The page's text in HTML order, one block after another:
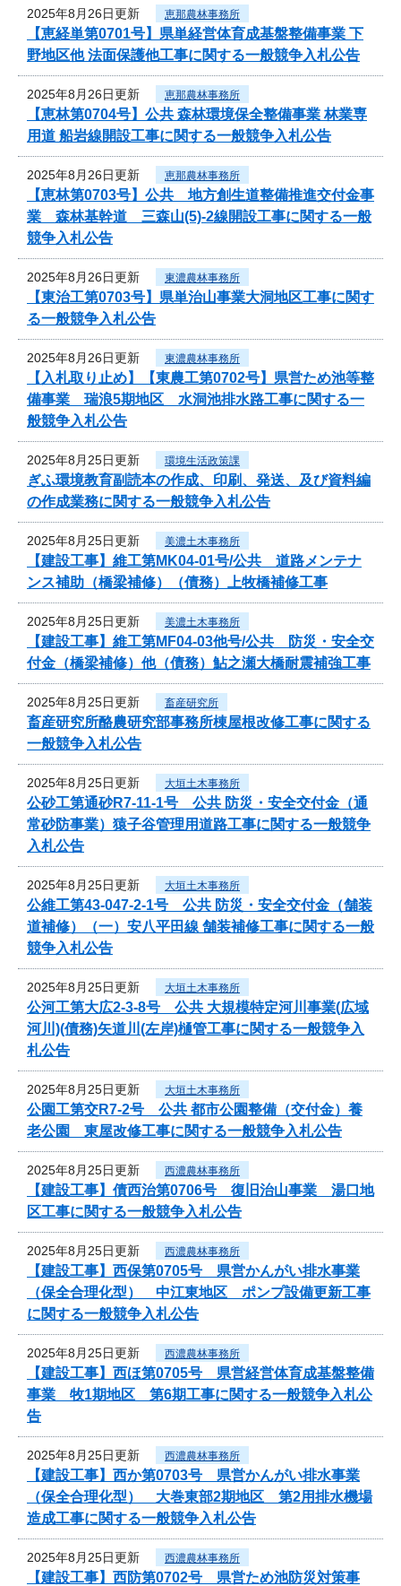
2025年8月26日更新 恵那農林事務所
【恵経単第0701号】県単経営体育成基盤整備事業 下
野地区他 法面保護他工事に関する一般競争入札公告
2025年8月26日更新 恵那農林事務所
【恵林第0704号】公共 森林環境保全整備事業 林業専
用道 船岩線開設工事に関する一般競争入札公告
2025年8月26日更新 恵那農林事務所
【恵林第0703号】公共 地方創生道整備推進交付金事
業 森林基幹道 三森山(5)-2線開設工事に関する一般
競争入札公告
2025年8月26日更新 東濃農林事務所
【東治工第0703号】県単治山事業大洞地区工事に関す
る一般競争入札公告
2025年8月26日更新 東濃農林事務所
【入札取り止め】【東農工第0702号】県営ため池等整
備事業 瑞浪5期地区 水洞池排水路工事に関する一
般競争入札公告
2025年8月25日更新 環境生活政策課
ぎふ環境教育副読本の作成、印刷、発送、及び資料編
の作成業務に関する一般競争入札公告
2025年8月25日更新 美濃土木事務所
【建設工事】維工第MK04-01号/公共 道路メンテナ
ンス補助（橋梁補修）（債務）上牧橋補修工事
2025年8月25日更新 美濃土木事務所
【建設工事】維工第MF04-03他号/公共 防災・安全交
付金（橋梁補修）他（債務）鮎之瀬大橋耐震補強工事
2025年8月25日更新 畜産研究所
畜産研究所酪農研究部事務所棟屋根改修工事に関する
一般競争入札公告
2025年8月25日更新 大垣土木事務所
公砂工第通砂R7-11-1号 公共 防災・安全交付金（通
常砂防事業）猿子谷管理用道路工事に関する一般競争
入札公告
2025年8月25日更新 大垣土木事務所
公維工第43-047-2-1号 公共 防災・安全交付金（舗装
道補修）（一）安八平田線 舗装補修工事に関する一般
競争入札公告
2025年8月25日更新 大垣土木事務所
公河工第大広2-3-8号 公共 大規模特定河川事業(広域
河川)(債務)矢道川(左岸)樋管工事に関する一般競争入
札公告
2025年8月25日更新 大垣土木事務所
公園工第交R7-2号 公共 都市公園整備（交付金）養
老公園 東屋改修工事に関する一般競争入札公告
2025年8月25日更新 西濃農林事務所
【建設工事】債西治第0706号 復旧治山事業 湯口地
区工事に関する一般競争入札公告
2025年8月25日更新 西濃農林事務所
【建設工事】西保第0705号 県営かんがい排水事業
（保全合理化型） 中江東地区 ポンプ設備更新工事
に関する一般競争入札公告
2025年8月25日更新 西濃農林事務所
【建設工事】西ほ第0705号 県営経営体育成基盤整備
事業 牧1期地区 第6期工事に関する一般競争入札公
告
2025年8月25日更新 西濃農林事務所
【建設工事】西か第0703号 県営かんがい排水事業
（保全合理化型） 大巻東部2期地区 第2用排水機場
造成工事に関する一般競争入札公告
2025年8月25日更新 西濃農林事務所
【建設工事】西防第0702号 県営ため池防災対策事